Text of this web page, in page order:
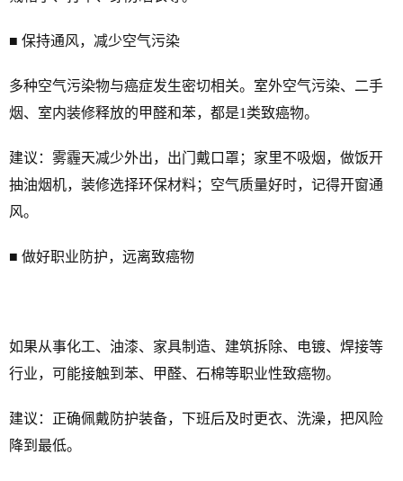
■ 保持通风，减少空气污染
多种空气污染物与癌症发生密切相关。室外空气污染、二手
烟、室内装修释放的甲醛和苯，都是1类致癌物。
建议：雾霾天减少外出，出门戴口罩；家里不吸烟，做饭开
抽油烟机，装修选择环保材料；空气质量好时，记得开窗通
风。
■ 做好职业防护，远离致癌物
如果从事化工、油漆、家具制造、建筑拆除、电镀、焊接等
行业，可能接触到苯、甲醛、石棉等职业性致癌物。
建议：正确佩戴防护装备，下班后及时更衣、洗澡，把风险
降到最低。